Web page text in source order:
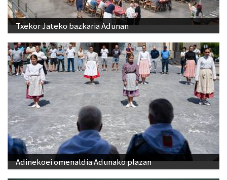
Txekor Jateko bazkaria Adunan
Adinekoei omenaldia Adunako plazan